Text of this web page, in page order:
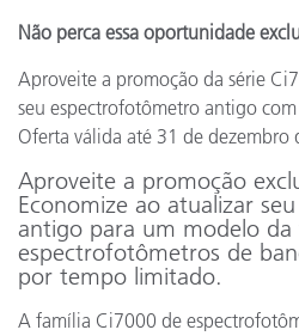
Não perca essa oportunidade
Aproveite a promoção da série
seu espectrofotômetro antigo com
Oferta válida até 31 de dezembro
Aproveite a promoção
Economize ao atualizar
antigo para um modelo da
espectrofotômetros de
por tempo limitado.
A família Ci7000 de